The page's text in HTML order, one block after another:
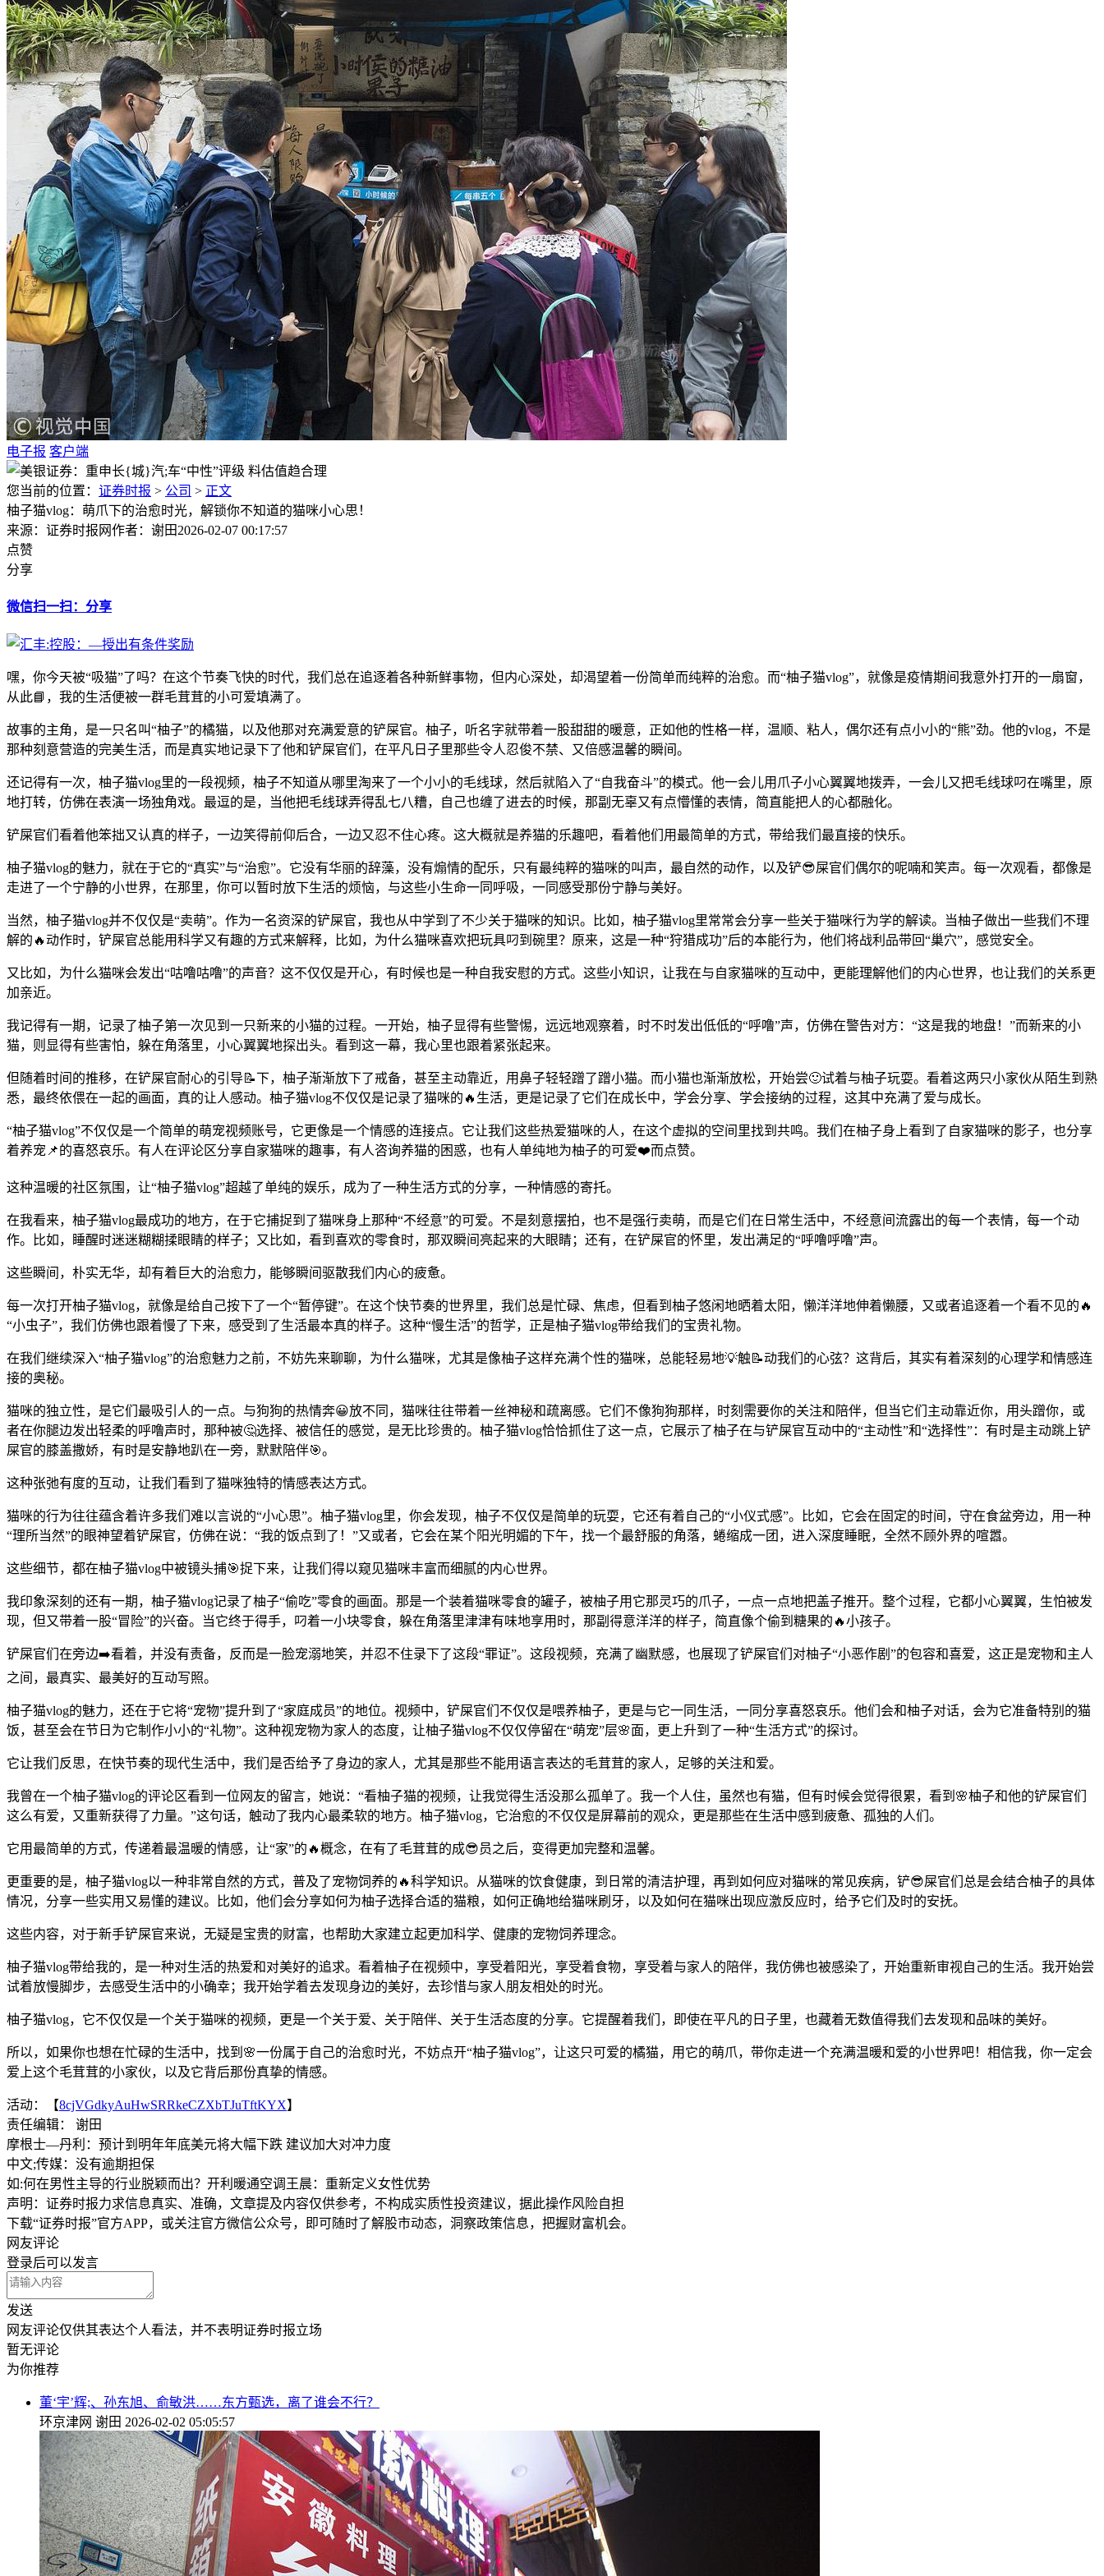
电子报 客户端
您当前的位置： 证券时报 > 公司 > 正文
柚子猫vlog：萌爪下的治愈时光，解锁你不知道的猫咪小心思！
来源：证券时报网作者：谢田2026-02-07 00:17:57
点赞
分享
微信扫一扫：分享
嘿，你今天被“吸猫”了吗？在这个节奏飞快的时代，我们总在追逐着各种新鲜事物，但内心深处，却渴望着一份简单而纯粹的治愈。而“柚子猫vlog”，就像是疫情期间我意外打开的一扇窗，
从此📘，我的生活便被一群毛茸茸的小可爱填满了。
故事的主角，是一只名叫“柚子”的橘猫，以及他那对充满爱意的铲屎官。柚子，听名字就带着一股甜甜的暖意，正如他的性格一样，温顺、粘人，偶尔还有点小小的“熊”劲。他的vlog，不是
那种刻意营造的完美生活，而是真实地记录下了他和铲屎官们，在平凡日子里那些令人忍俊不禁、又倍感温馨的瞬间。
还记得有一次，柚子猫vlog里的一段视频，柚子不知道从哪里淘来了一个小小的毛线球，然后就陷入了“自我奋斗”的模式。他一会儿用爪子小心翼翼地拨弄，一会儿又把毛线球叼在嘴里，原
地打转，仿佛在表演一场独角戏。最逗的是，当他把毛线球弄得乱七八糟，自己也缠了进去的时候，那副无辜又有点懵懂的表情，简直能把人的心都融化。
铲屎官们看着他笨拙又认真的样子，一边笑得前仰后合，一边又忍不住心疼。这大概就是养猫的乐趣吧，看着他们用最简单的方式，带给我们最直接的快乐。
柚子猫vlog的魅力，就在于它的“真实”与“治愈”。它没有华丽的辞藻，没有煽情的配乐，只有最纯粹的猫咪的叫声，最自然的动作，以及铲😎屎官们偶尔的呢喃和笑声。每一次观看，都像是
走进了一个宁静的小世界，在那里，你可以暂时放下生活的烦恼，与这些小生命一同呼吸，一同感受那份宁静与美好。
当然，柚子猫vlog并不仅仅是“卖萌”。作为一名资深的铲屎官，我也从中学到了不少关于猫咪的知识。比如，柚子猫vlog里常常会分享一些关于猫咪行为学的解读。当柚子做出一些我们不理
解的🔥动作时，铲屎官总能用科学又有趣的方式来解释，比如，为什么猫咪喜欢把玩具叼到碗里？原来，这是一种“狩猎成功”后的本能行为，他们将战利品带回“巢穴”，感觉安全。
又比如，为什么猫咪会发出“咕噜咕噜”的声音？这不仅仅是开心，有时候也是一种自我安慰的方式。这些小知识，让我在与自家猫咪的互动中，更能理解他们的内心世界，也让我们的关系更
加亲近。
我记得有一期，记录了柚子第一次见到一只新来的小猫的过程。一开始，柚子显得有些警惕，远远地观察着，时不时发出低低的“呼噜”声，仿佛在警告对方：“这是我的地盘！”而新来的小
猫，则显得有些害怕，躲在角落里，小心翼翼地探出头。看到这一幕，我心里也跟着紧张起来。
但随着时间的推移，在铲屎官耐心的引导📝下，柚子渐渐放下了戒备，甚至主动靠近，用鼻子轻轻蹭了蹭小猫。而小猫也渐渐放松，开始尝🙂试着与柚子玩耍。看着这两只小家伙从陌生到熟
悉，最终依偎在一起的画面，真的让人感动。柚子猫vlog不仅仅是记录了猫咪的🔥生活，更是记录了它们在成长中，学会分享、学会接纳的过程，这其中充满了爱与成长。
“柚子猫vlog”不仅仅是一个简单的萌宠视频账号，它更像是一个情感的连接点。它让我们这些热爱猫咪的人，在这个虚拟的空间里找到共鸣。我们在柚子身上看到了自家猫咪的影子，也分享
着养宠📌的喜怒哀乐。有人在评论区分享自家猫咪的趣事，有人咨询养猫的困惑，也有人单纯地为柚子的可爱❤️而点赞。
这种温暖的社区氛围，让“柚子猫vlog”超越了单纯的娱乐，成为了一种生活方式的分享，一种情感的寄托。
在我看来，柚子猫vlog最成功的地方，在于它捕捉到了猫咪身上那种“不经意”的可爱。不是刻意摆拍，也不是强行卖萌，而是它们在日常生活中，不经意间流露出的每一个表情，每一个动
作。比如，睡醒时迷迷糊糊揉眼睛的样子；又比如，看到喜欢的零食时，那双瞬间亮起来的大眼睛；还有，在铲屎官的怀里，发出满足的“呼噜呼噜”声。
这些瞬间，朴实无华，却有着巨大的治愈力，能够瞬间驱散我们内心的疲惫。
每一次打开柚子猫vlog，就像是给自己按下了一个“暂停键”。在这个快节奏的世界里，我们总是忙碌、焦虑，但看到柚子悠闲地晒着太阳，懒洋洋地伸着懒腰，又或者追逐着一个看不见的🔥
“小虫子”，我们仿佛也跟着慢了下来，感受到了生活最本真的样子。这种“慢生活”的哲学，正是柚子猫vlog带给我们的宝贵礼物。
在我们继续深入“柚子猫vlog”的治愈魅力之前，不妨先来聊聊，为什么猫咪，尤其是像柚子这样充满个性的猫咪，总能轻易地💡触📝动我们的心弦？这背后，其实有着深刻的心理学和情感连
接的奥秘。
猫咪的独立性，是它们最吸引人的一点。与狗狗的热情奔😀放不同，猫咪往往带着一丝神秘和疏离感。它们不像狗狗那样，时刻需要你的关注和陪伴，但当它们主动靠近你，用头蹭你，或
者在你腿边发出轻柔的呼噜声时，那种被🤔选择、被信任的感觉，是无比珍贵的。柚子猫vlog恰恰抓住了这一点，它展示了柚子在与铲屎官互动中的“主动性”和“选择性”：有时是主动跳上铲
屎官的膝盖撒娇，有时是安静地趴在一旁，默默陪伴🎯。
这种张弛有度的互动，让我们看到了猫咪独特的情感表达方式。
猫咪的行为往往蕴含着许多我们难以言说的“小心思”。柚子猫vlog里，你会发现，柚子不仅仅是简单的玩耍，它还有着自己的“小仪式感”。比如，它会在固定的时间，守在食盆旁边，用一种
“理所当然”的眼神望着铲屎官，仿佛在说：“我的饭点到了！”又或者，它会在某个阳光明媚的下午，找一个最舒服的角落，蜷缩成一团，进入深度睡眠，全然不顾外界的喧嚣。
这些细节，都在柚子猫vlog中被镜头捕🎯捉下来，让我们得以窥见猫咪丰富而细腻的内心世界。
我印象深刻的还有一期，柚子猫vlog记录了柚子“偷吃”零食的画面。那是一个装着猫咪零食的罐子，被柚子用它那灵巧的爪子，一点一点地把盖子推开。整个过程，它都小心翼翼，生怕被发
现，但又带着一股“冒险”的兴奋。当它终于得手，叼着一小块零食，躲在角落里津津有味地享用时，那副得意洋洋的样子，简直像个偷到糖果的🔥小孩子。
铲屎官们在旁边➡️看着，并没有责备，反而是一脸宠溺地笑，并忍不住录下了这段“罪证”。这段视频，充满了幽默感，也展现了铲屎官们对柚子“小恶作剧”的包容和喜爱，这正是宠物和主人
之间，最真实、最美好的互动写照。
柚子猫vlog的魅力，还在于它将“宠物”提升到了“家庭成员”的地位。视频中，铲屎官们不仅仅是喂养柚子，更是与它一同生活，一同分享喜怒哀乐。他们会和柚子对话，会为它准备特别的猫
饭，甚至会在节日为它制作小小的“礼物”。这种视宠物为家人的态度，让柚子猫vlog不仅仅停留在“萌宠”层🌸面，更上升到了一种“生活方式”的探讨。
它让我们反思，在快节奏的现代生活中，我们是否给予了身边的家人，尤其是那些不能用语言表达的毛茸茸的家人，足够的关注和爱。
我曾在一个柚子猫vlog的评论区看到一位网友的留言，她说：“看柚子猫的视频，让我觉得生活没那么孤单了。我一个人住，虽然也有猫，但有时候会觉得很累，看到🌸柚子和他的铲屎官们
这么有爱，又重新获得了力量。”这句话，触动了我内心最柔软的地方。柚子猫vlog，它治愈的不仅仅是屏幕前的观众，更是那些在生活中感到疲惫、孤独的人们。
它用最简单的方式，传递着最温暖的情感，让“家”的🔥概念，在有了毛茸茸的成😎员之后，变得更加完整和温馨。
更重要的是，柚子猫vlog以一种非常自然的方式，普及了宠物饲养的🔥科学知识。从猫咪的饮食健康，到日常的清洁护理，再到如何应对猫咪的常见疾病，铲😎屎官们总是会结合柚子的具体
情况，分享一些实用又易懂的建议。比如，他们会分享如何为柚子选择合适的猫粮，如何正确地给猫咪刷牙，以及如何在猫咪出现应激反应时，给予它们及时的安抚。
这些内容，对于新手铲屎官来说，无疑是宝贵的财富，也帮助大家建立起更加科学、健康的宠物饲养理念。
柚子猫vlog带给我的，是一种对生活的热爱和对美好的追求。看着柚子在视频中，享受着阳光，享受着食物，享受着与家人的陪伴，我仿佛也被感染了，开始重新审视自己的生活。我开始尝
试着放慢脚步，去感受生活中的小确幸；我开始学着去发现身边的美好，去珍惜与家人朋友相处的时光。
柚子猫vlog，它不仅仅是一个关于猫咪的视频，更是一个关于爱、关于陪伴、关于生活态度的分享。它提醒着我们，即使在平凡的日子里，也藏着无数值得我们去发现和品味的美好。
所以，如果你也想在忙碌的生活中，找到🌸一份属于自己的治愈时光，不妨点开“柚子猫vlog”，让这只可爱的橘猫，用它的萌爪，带你走进一个充满温暖和爱的小世界吧！相信我，你一定会
爱上这个毛茸茸的小家伙，以及它背后那份真挚的情感。
活动：【8cjVGdkyAuHwSRRkeCZXbTJuTftKYX】
责任编辑： 谢田
摩根士—丹利：预计到明年年底美元将大幅下跌 建议加大对冲力度
中文;传媒：没有逾期担保
如:何在男性主导的行业脱颖而出？开利暖通空调王晨：重新定义女性优势
声明：证券时报力求信息真实、准确，文章提及内容仅供参考，不构成实质性投资建议，据此操作风险自担
下载“证券时报”官方APP，或关注官方微信公众号，即可随时了解股市动态，洞察政策信息，把握财富机会。
网友评论
登录后可以发言
发送
网友评论仅供其表达个人看法，并不表明证券时报立场
暂无评论
为你推荐
董‘宇’辉;、孙东旭、俞敏洪……东方甄选，离了谁会不行？
环京津网 谢田 2026-02-02 05:05:57